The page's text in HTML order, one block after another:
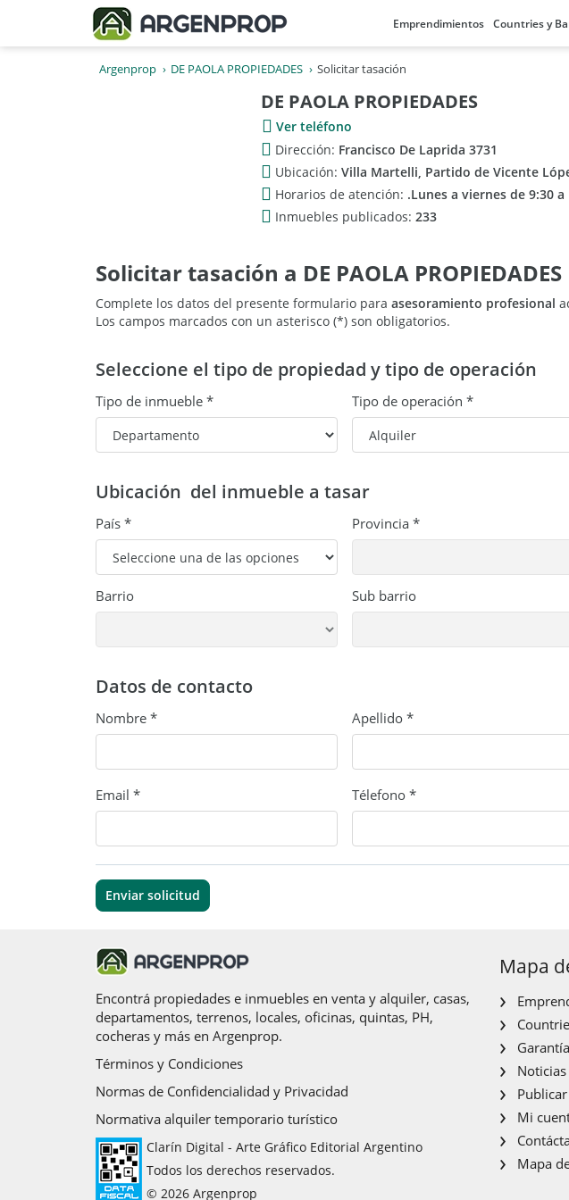
Emprendimientos Countries y
Argenprop DE PAOLA PROPIEDADES Solicitar tasación
DE PAOLA PROPIEDADES
Ver teléfono
Dirección: Francisco De Laprida 3731
Ubicación: Villa Martelli, Partido de Vicente
Horarios de atención: .Lunes a viernes de 9:30 a
Inmuebles publicados: 233
Solicitar tasación a DE PAOLA PROPIEDADES
Complete los datos del presente formulario para asesoramiento profesional
Los campos marcados con un asterisco (*) son obligatorios.
Seleccione el tipo de propiedad y tipo de operación
Tipo de inmueble * Tipo de operación *
Ubicación del inmueble a tasar
País * Provincia *
Barrio Sub barrio
Datos de contacto
Nombre * Apellido *
Email * Télefono *
Enviar solicitud
Encontrá propiedades e inmuebles en venta y alquiler, casas,
departamentos, terrenos, locales, oficinas, quintas, PH,
cocheras y más en Argenprop.
Términos y Condiciones
Normas de Confidencialidad y Privacidad
Normativa alquiler temporario turístico
Clarín Digital - Arte Gráfico Editorial Argentino
Todos los derechos reservados.
© 2026 Argenprop
Mapa
Noticias
Publicar
Mi
Mapa